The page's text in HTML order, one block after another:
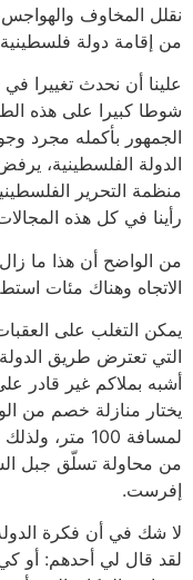
نقلل المخاوف والهواجس،
من إقامة دولة فلسطينية
علينا أن نحدث تغييرا
شوطا كبيرا على هذه
الجمهور بأكمله مجرد
الدولة الفلسطينية،
منظمة التحرير
رأينا في كل هذه
من الواضح أن هذا ما
الاتجاه وهناك مئات
يمكن التغلب على
أشبه بملاكم غير قادر
يختار منازلة خصم من
لمسافة 100
من محاولة تسلّق جبل
إفرست.
لا شك في أن فكرة الدولة
لقد قال لي أحدهم: أو